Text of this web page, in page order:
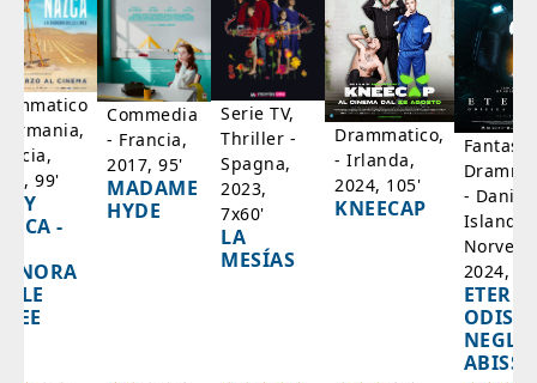
99'
-
Commedia
- Francia,
2017, 95'
MADAME
HYDE
Serie TV,
Thriller -
Spagna,
2023,
7x60'
LA
MESÍAS
Drammatico,
- Irlanda,
2024, 105'
KNEECAP
-
Islanda,
2024,
NEGLI
ABISSI